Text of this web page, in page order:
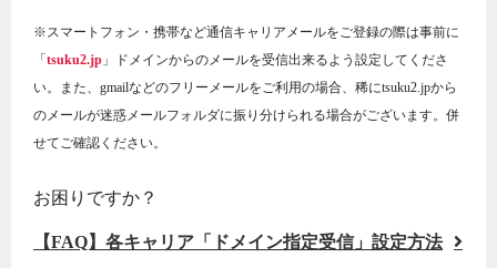
※スマートフォン・携帯など通信キャリアメールをご登録の際は事前に
「 tsuku2.jp 」ドメインからのメールを受信出来るよう設定してくださ
い。また、gmailなどのフリーメールをご利用の場合、稀にtsuku2.jpから
のメールが迷惑メールフォルダに振り分けられる場合がございます。併
せてご確認ください。
お困りですか？
【FAQ】各キャリア「ドメイン指定受信」設定方法